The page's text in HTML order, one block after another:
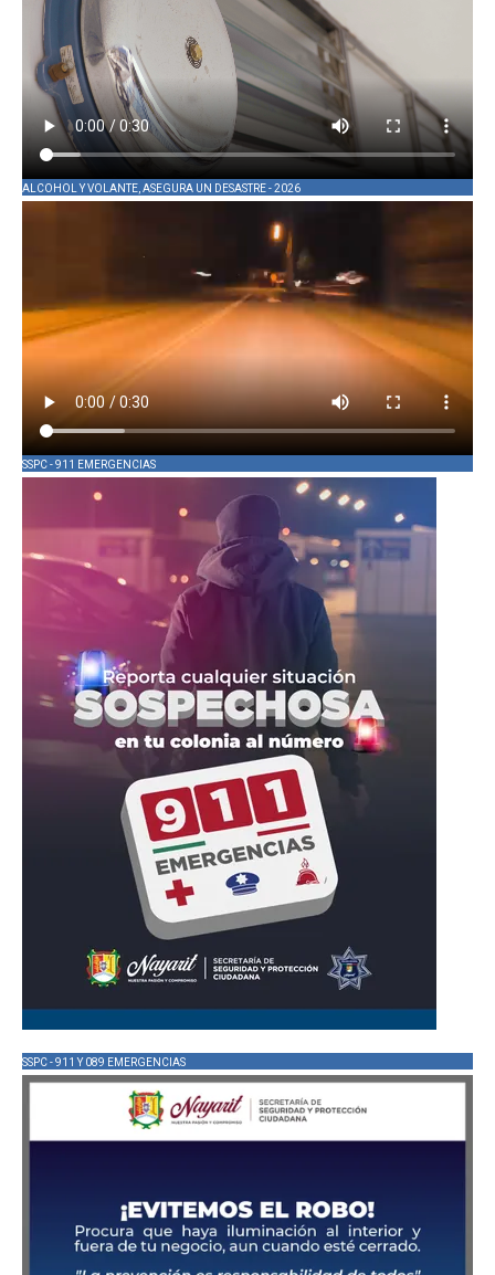
ALCOHOL Y VOLANTE, ASEGURA UN DESASTRE - 2026
SSPC - 911 EMERGENCIAS
SSPC - 911 Y 089 EMERGENCIAS